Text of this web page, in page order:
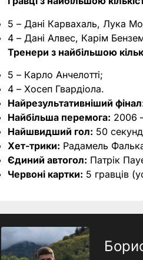
5 – Дані Карвахаль, Лука
4 – Дані Алвес, Карім
Тренери з найбільшою
5 – Карло Анчелотті;
4 – Хосеп Гвардіола.
Найрезультативніший
Найбільша перемога: 2006
Найшвидший гол: 50
Хет-трики: Радамель
Єдиний автогол: Патрік
Червоні картки: 5 гравців